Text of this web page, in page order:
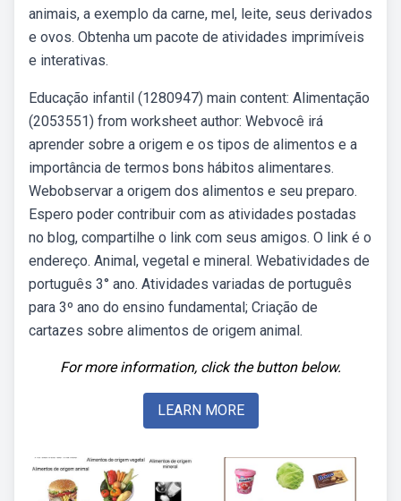
animais, a exemplo da carne, mel, leite, seus derivados
e ovos. Obtenha um pacote de atividades imprimíveis
e interativas.
Educação infantil (1280947) main content: Alimentação
(2053551) from worksheet author: Webvocê irá
aprender sobre a origem e os tipos de alimentos e a
importância de termos bons hábitos alimentares.
Webobservar a origem dos alimentos e seu preparo.
Espero poder contribuir com as atividades postadas
no blog, compartilhe o link com seus amigos. O link é o
endereço. Animal, vegetal e mineral. Webatividades de
português 3° ano. Atividades variadas de português
para 3º ano do ensino fundamental; Criação de
cartazes sobre alimentos de origem animal.
For more information, click the button below.
LEARN MORE